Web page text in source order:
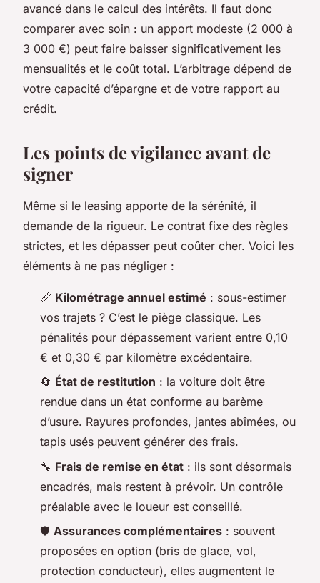
avancé dans le calcul des intérêts. Il faut donc
comparer avec soin : un apport modeste (2 000 à
3 000 €) peut faire baisser significativement les
mensualités et le coût total. L’arbitrage dépend de
votre capacité d’épargne et de votre rapport au
crédit.
Les points de vigilance avant de
signer
Même si le leasing apporte de la sérénité, il
demande de la rigueur. Le contrat fixe des règles
strictes, et les dépasser peut coûter cher. Voici les
éléments à ne pas négliger :
📏 Kilométrage annuel estimé : sous-estimer
vos trajets ? C’est le piège classique. Les
pénalités pour dépassement varient entre 0,10
€ et 0,30 € par kilomètre excédentaire.
🔄 État de restitution : la voiture doit être
rendue dans un état conforme au barème
d’usure. Rayures profondes, jantes abîmées, ou
tapis usés peuvent générer des frais.
🔧 Frais de remise en état : ils sont désormais
encadrés, mais restent à prévoir. Un contrôle
préalable avec le loueur est conseillé.
🛡️ Assurances complémentaires : souvent
proposées en option (bris de glace, vol,
protection conducteur), elles augmentent le